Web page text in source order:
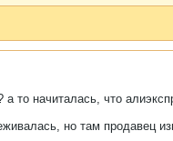
то начиталась, что
но там продавец